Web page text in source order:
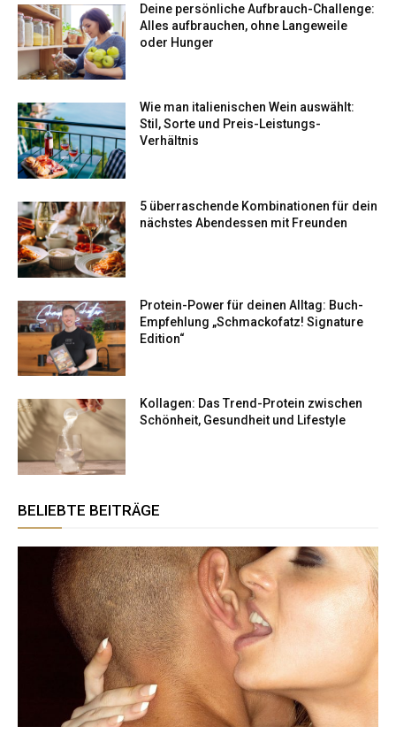
Deine persönliche Aufbrauch-Challenge:
Alles aufbrauchen, ohne Langeweile
oder Hunger
Wie man italienischen Wein auswählt:
Stil, Sorte und Preis-Leistungs-
Verhältnis
5 überraschende Kombinationen für dein
nächstes Abendessen mit Freunden
Protein-Power für deinen Alltag: Buch-
Empfehlung „Schmackofatz! Signature
Edition“
Kollagen: Das Trend-Protein zwischen
Schönheit, Gesundheit und Lifestyle
BELIEBTE BEITRÄGE